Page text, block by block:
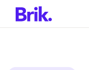
Aller au contenu principal
Aller au contenu principal